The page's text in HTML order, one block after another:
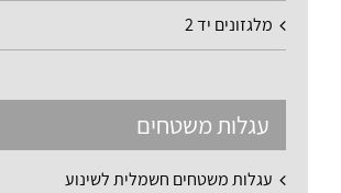
מלגזונים יד 2
עגלות משטחים
עגלות משטחים חשמלית לשינוע